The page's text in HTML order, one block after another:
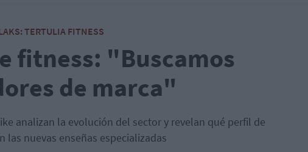
TERTULIA FITNESS
fitness: "Buscamos
de marca"
analizan la evolución del sector y revelan qué perfil de
las nuevas enseñas especializadas